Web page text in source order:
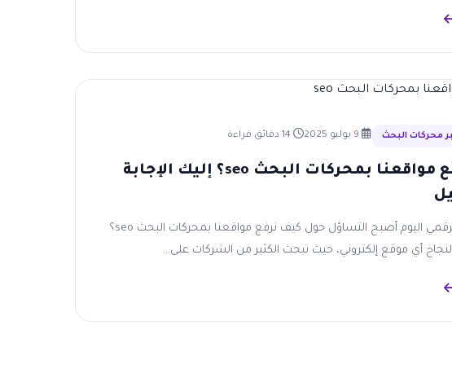
محركات البحث
كيف نرفع مواقعنا بمحركات البحث seo؟ إليك الإجابة
في العصر الرقمي اليوم أصبح التساؤل حول كيف نرفع مواقعنا بمحركات البحث seo؟
لنجاح أي موقع إلكتروني، حيث تبحث الكثير من الشركات على...